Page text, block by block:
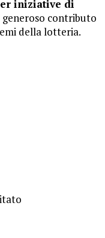
iniziative di
generoso contributo
della lotteria.